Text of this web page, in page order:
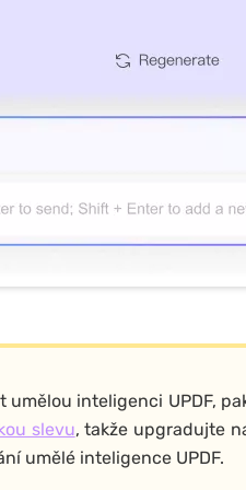
inteligenci UPDF,
slevu, takže upgradujte
umělé inteligence UPDF.